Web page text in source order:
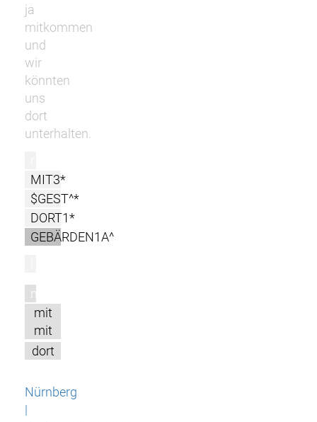
ja
mitkommen
und
wir
könnten
uns
dort
unterhalten.
MIT3*
$GEST^*
DORT1*
GEBÄRDEN1A^
m
mit
mit
dort
Nürnberg
|